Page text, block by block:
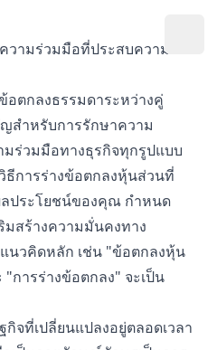
วามร่วมมือที่ประสบความ
ตกลงธรรมดาระหว่างคู่
สำหรับการรักษาความ
มร่วมมือทางธุรกิจทุกรูปแบบ
ธีการร่างข้อตกลงหุ้นส่วนที่
ลประโยชน์ของคุณ กำหนด
มสร้างความมั่นคงทาง
นวคิดหลัก เช่น "ข้อตกลงหุ้น
ารร่างข้อตกลง" จะเป็น
จที่เปลี่ยนแปลงอยู่ตลอดเวลา